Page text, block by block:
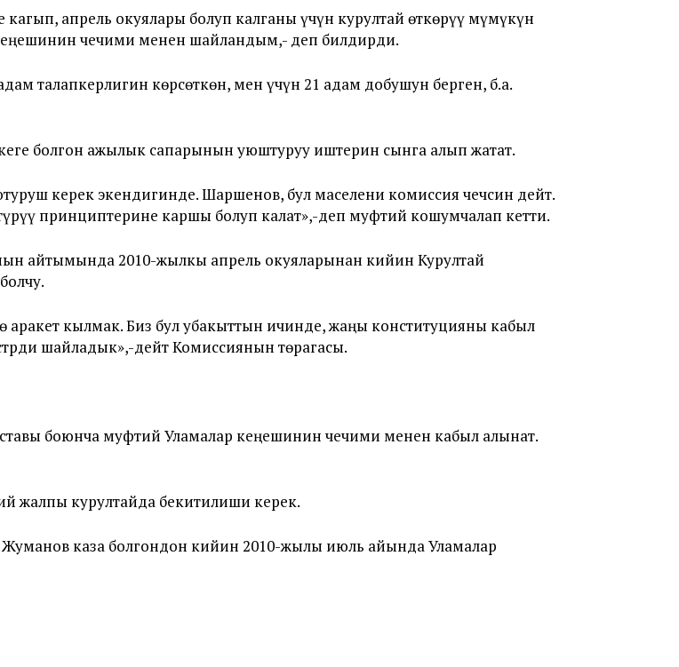
апрель окуялары болуп калганы үчүн курултай өткөрүү мүмүкүн
чечими менен шайландым,- деп билдирди.
талапкерлигин көрсөткөн, мен үчүн 21 адам добушун берген, б.а.
болгон ажылык сапарынын уюштуруу иштерин сынга алып жатат.
керек экендигинде. Шаршенов, бул маселени комиссия чечсин дейт.
принциптерине каршы болуп калат»,-деп муфтий кошумчалап кетти.
айтымында 2010-жылкы апрель окуяларынан кийин Курултай
кылмак. Биз бул убакыттын ичинде, жаңы конституцияны кабыл
шайладык»,-дейт Комиссиянын төрагасы.
боюнча муфтий Уламалар кеңешинин чечими менен кабыл алынат.
жалпы курултайда бекитилиши керек.
каза болгондон кийин 2010-жылы июль айында Уламалар